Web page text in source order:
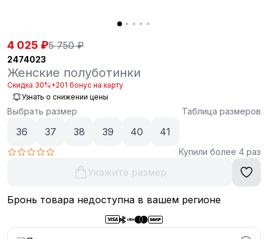
4 025 ₽5 750 ₽
2474023
Женские полуботинки
Скидка 30%+201 бонус на карту
Узнать о снижении цены
Выбрать размер Таблица размеров
36 37 38 39 40 41
Купили более 4 раз
Укажите размер
Бронь товара недоступна в вашем регионе